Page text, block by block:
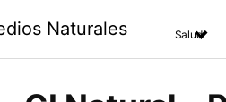
Naturales Salud